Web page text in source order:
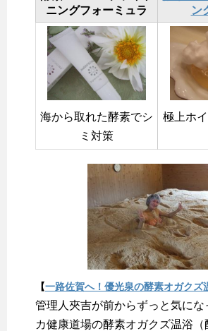
ニングフォーミュラ
ン
海から取れた酵素でシ
ミ対策
極上ホ
【一路佐賀へ！優光泉の酵素オガクズ
管理人夾吉が前からずっと気にな
カ健康道場の酵素オガクズ温浴（